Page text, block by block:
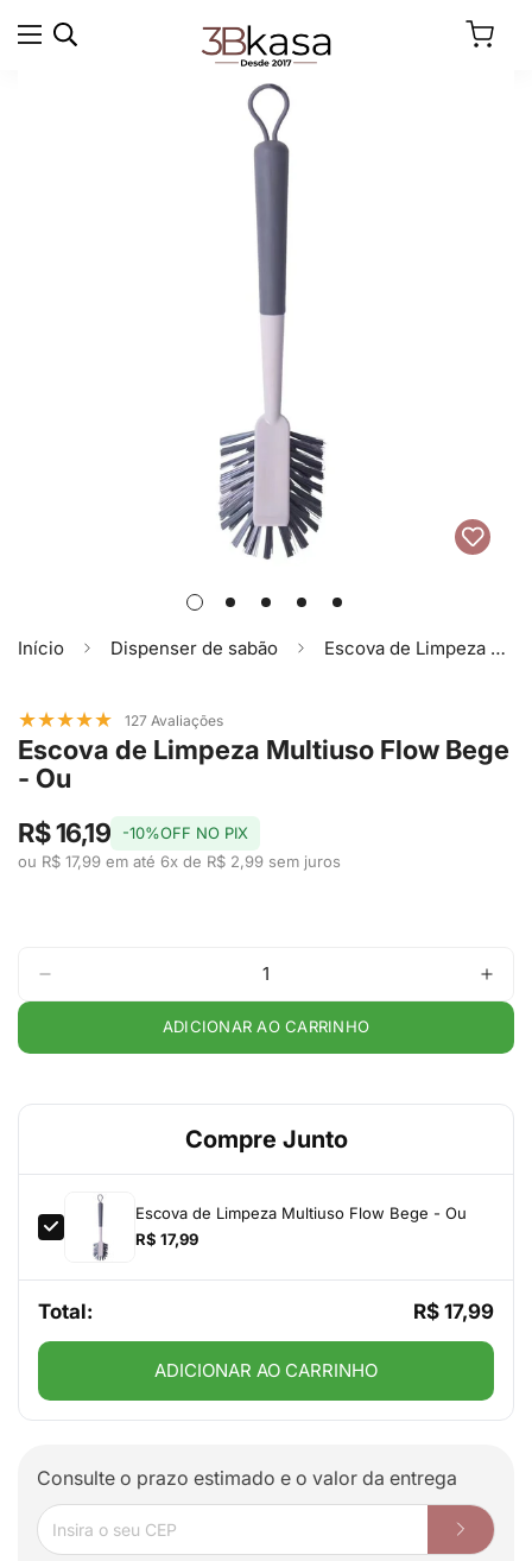
Início Dispenser de sabão Escova de Limpeza Multiuso Flow Bege - Ou
★★★★★ 127 Avaliações
Escova de Limpeza Multiuso Flow Bege
- Ou
R$ 16,19
-10%OFF NO PIX
ou R$ 17,99 em até 6x de R$ 2,99 sem juros
ADICIONAR AO CARRINHO
Compre Junto
Escova de Limpeza Multiuso Flow Bege - Ou
R$ 17,99
Total: R$ 17,99
ADICIONAR AO CARRINHO
Consulte o prazo estimado e o valor da entrega